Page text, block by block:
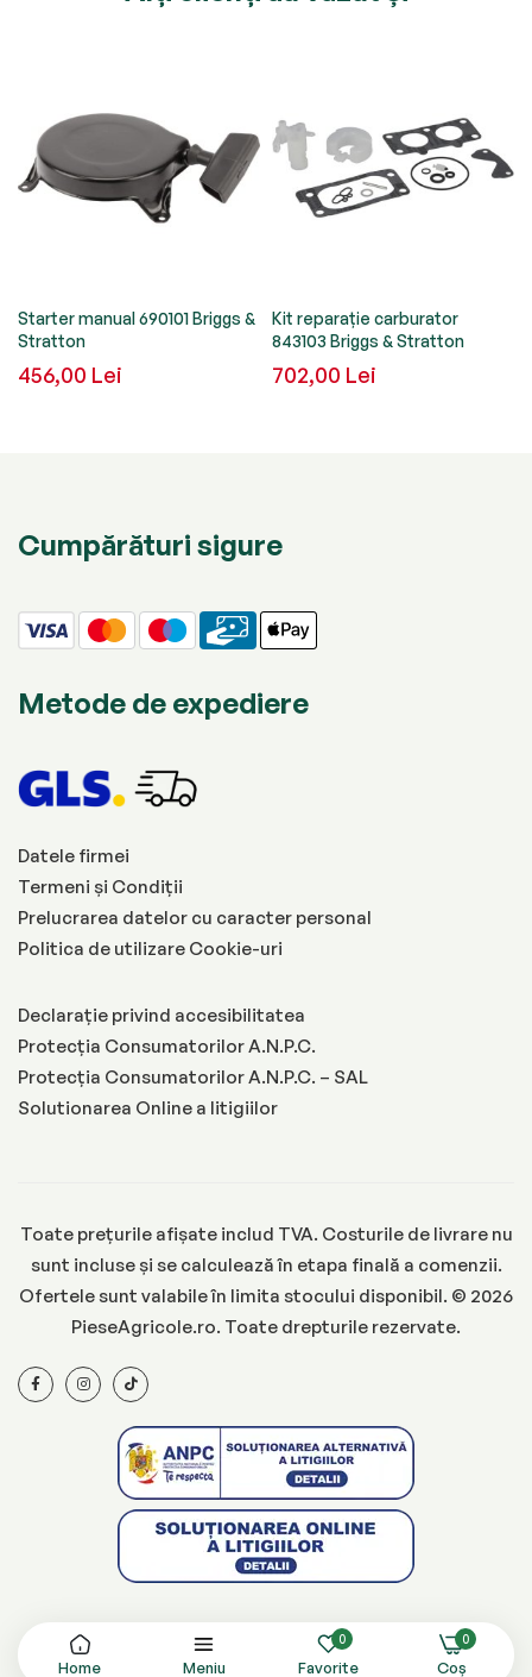
Starter manual 690101 Briggs &
Stratton
456,00 Lei
Kit reparație carburator
843103 Briggs & Stratton
702,00 Lei
Cumpărături sigure
Metode de expediere
Datele firmei
Termeni și Condiții
Prelucrarea datelor cu caracter personal
Politica de utilizare Cookie-uri
Declarație privind accesibilitatea
Protecția Consumatorilor A.N.P.C.
Protecția Consumatorilor A.N.P.C. – SAL
Solutionarea Online a litigiilor
Toate prețurile afișate includ TVA. Costurile de livrare nu
sunt incluse și se calculează în etapa finală a comenzii.
Ofertele sunt valabile în limita stocului disponibil. © 2026
PieseAgricole.ro. Toate drepturile rezervate.
Home Meniu
0
Favorite
0
Coș